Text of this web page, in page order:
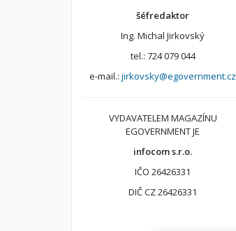
šéfredaktor
Ing. Michal Jirkovský
tel.: 724 079 044
e-mail.:jirkovsky@egovernment.cz
VYDAVATELEM MAGAZÍNU
EGOVERNMENT JE
infocom s.r.o.
IČO 26426331
DIČ CZ 26426331